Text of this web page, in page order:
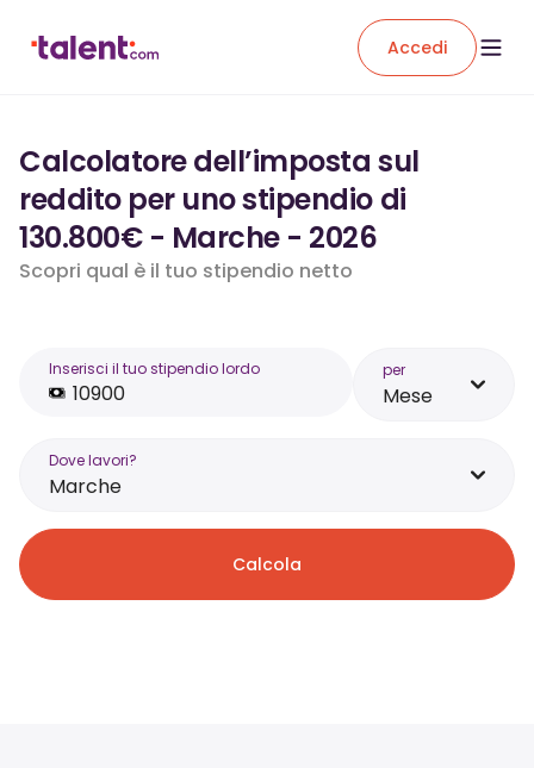
Accedi
Calcolatore dell’imposta sul
reddito per uno stipendio di
130.800€ - Marche - 2026
Scopri qual è il tuo stipendio netto
Inserisci il tuo stipendio lordo per
Mese
Dove lavori?
Marche
Calcola